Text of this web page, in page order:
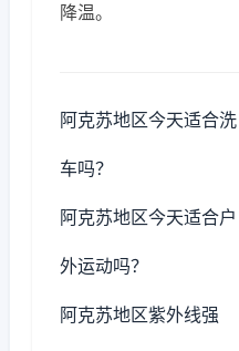
降温。
阿克苏地区今天适合洗
车吗？
阿克苏地区今天适合户
外运动吗？
阿克苏地区紫外线强